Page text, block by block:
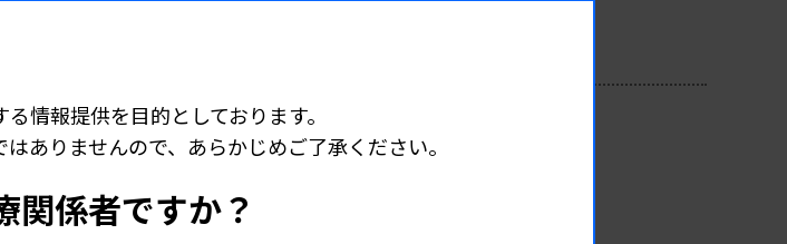
究開発をして人
り、不思議な縁
こと
査技師 ［第31回］ 中倉 真之さん（京
字病院検査部）
で、聞いて”身に付ける―判読積み
一般検査基礎研修会
情報提供を目的としております。
ありませんので、あらかじめご了承ください。
関係者ですか？